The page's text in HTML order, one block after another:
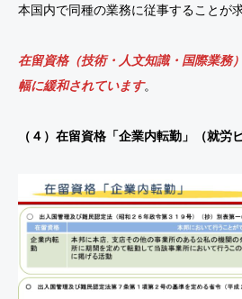
本国内で同種の業務に従事することが
在留資格（技術・人文知識・国際業務
幅に緩和されています。
（４）在留資格「企業内転勤」（就労